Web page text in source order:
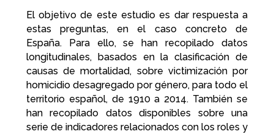
El objetivo de este estudio es dar respuesta a
estas preguntas, en el caso concreto de
España. Para ello, se han recopilado datos
longitudinales, basados en la clasificación de
causas de mortalidad, sobre victimización por
homicidio desagregado por género, para todo el
territorio español, de 1910 a 2014. También se
han recopilado datos disponibles sobre una
serie de indicadores relacionados con los roles y